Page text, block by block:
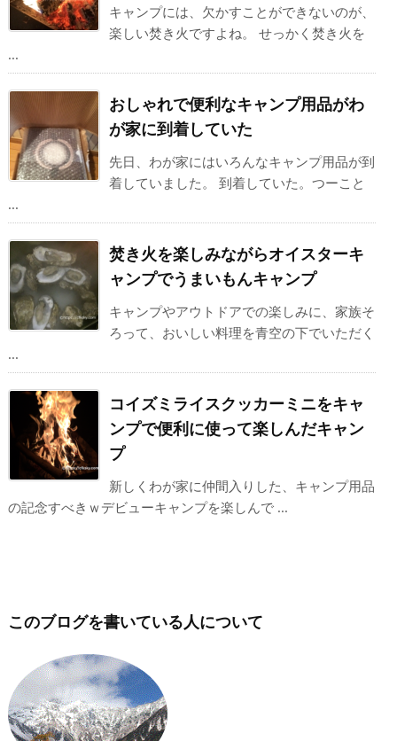
キャンプには、欠かすことができないのが、
楽しい焚き火ですよね。 せっかく焚き火を
...
おしゃれで便利なキャンプ用品がわ
が家に到着していた
先日、わが家にはいろんなキャンプ用品が到
着していました。 到着していた。つーこと
...
焚き火を楽しみながらオイスターキ
ャンプでうまいもんキャンプ
キャンプやアウトドアでの楽しみに、家族そ
ろって、おいしい料理を青空の下でいただく
...
コイズミライスクッカーミニをキャ
ンプで便利に使って楽しんだキャン
プ
新しくわが家に仲間入りした、キャンプ用品
の記念すべきｗデビューキャンプを楽しんで ...
このブログを書いている人について